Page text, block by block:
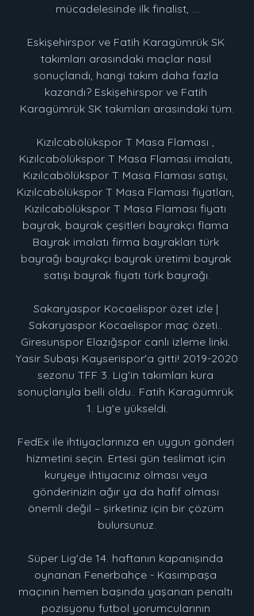
mücadelesinde ilk finalist, …
Eskişehirspor ve Fatih Karagümrük SK
takımları arasındaki maçlar nasıl
sonuçlandı, hangi takım daha fazla
kazandı? Eskişehirspor ve Fatih
Karagümrük SK takımları arasındaki tüm.
Kızılcabölükspor T Masa Flaması ,
Kızılcabölükspor T Masa Flaması imalatı,
Kızılcabölükspor T Masa Flaması satışı,
Kızılcabölükspor T Masa Flaması fiyatları,
Kızılcabölükspor T Masa Flaması fiyatı
bayrak, bayrak çeşitleri bayrakçı flama
Bayrak imalatı firma bayrakları türk
bayrağı bayrakçı bayrak üretimi bayrak
satışı bayrak fiyatı türk bayrağı.
Sakaryaspor Kocaelispor özet izle |
Sakaryaspor Kocaelispor maç özeti..
Giresunspor Elazığspor canlı izleme linki.
Yasir Subaşı Kayserispor'a gitti! 2019-2020
sezonu TFF 3. Lig'in takımları kura
sonuçlarıyla belli oldu.. Fatih Karagümrük
1. Lig'e yükseldi.
FedEx ile ihtiyaçlarınıza en uygun gönderi
hizmetini seçin. Ertesi gün teslimat için
kuryeye ihtiyacınız olması veya
gönderinizin ağır ya da hafif olması
önemli değil – şirketiniz için bir çözüm
bulursunuz.
Süper Lig'de 14. haftanın kapanışında
oynanan Fenerbahçe - Kasımpaşa
maçının hemen başında yaşanan penaltı
pozisyonu futbol yorumcularının